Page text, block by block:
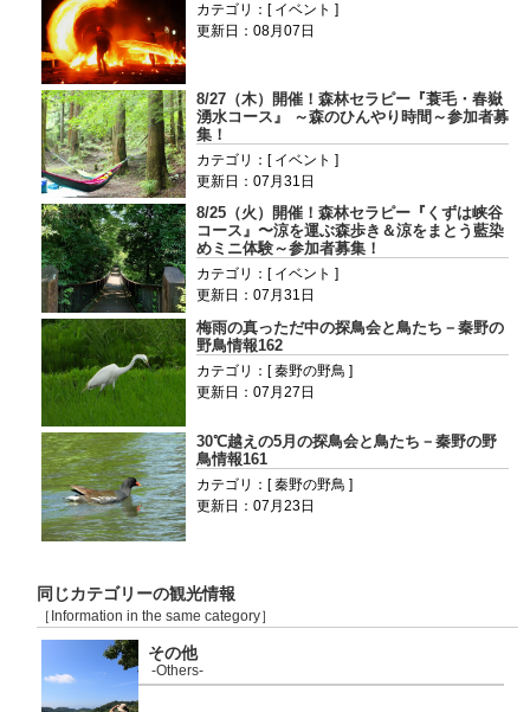
カテゴリ：[ イベント ]
更新日：08月07日
8/27（木）開催！森林セラピー『蓑毛・春嶽
湧水コース』 ～森のひんやり時間～参加者募
集！
カテゴリ：[ イベント ]
更新日：07月31日
8/25（火）開催！森林セラピー『くずは峡谷
コース』〜涼を運ぶ森歩き＆涼をまとう藍染
めミニ体験～参加者募集！
カテゴリ：[ イベント ]
更新日：07月31日
梅雨の真っただ中の探鳥会と鳥たち－秦野の
野鳥情報162
カテゴリ：[ 秦野の野鳥 ]
更新日：07月27日
30℃越えの5月の探鳥会と鳥たち－秦野の野
鳥情報161
カテゴリ：[ 秦野の野鳥 ]
更新日：07月23日
同じカテゴリーの観光情報
［Information in the same category］
その他
-Others-